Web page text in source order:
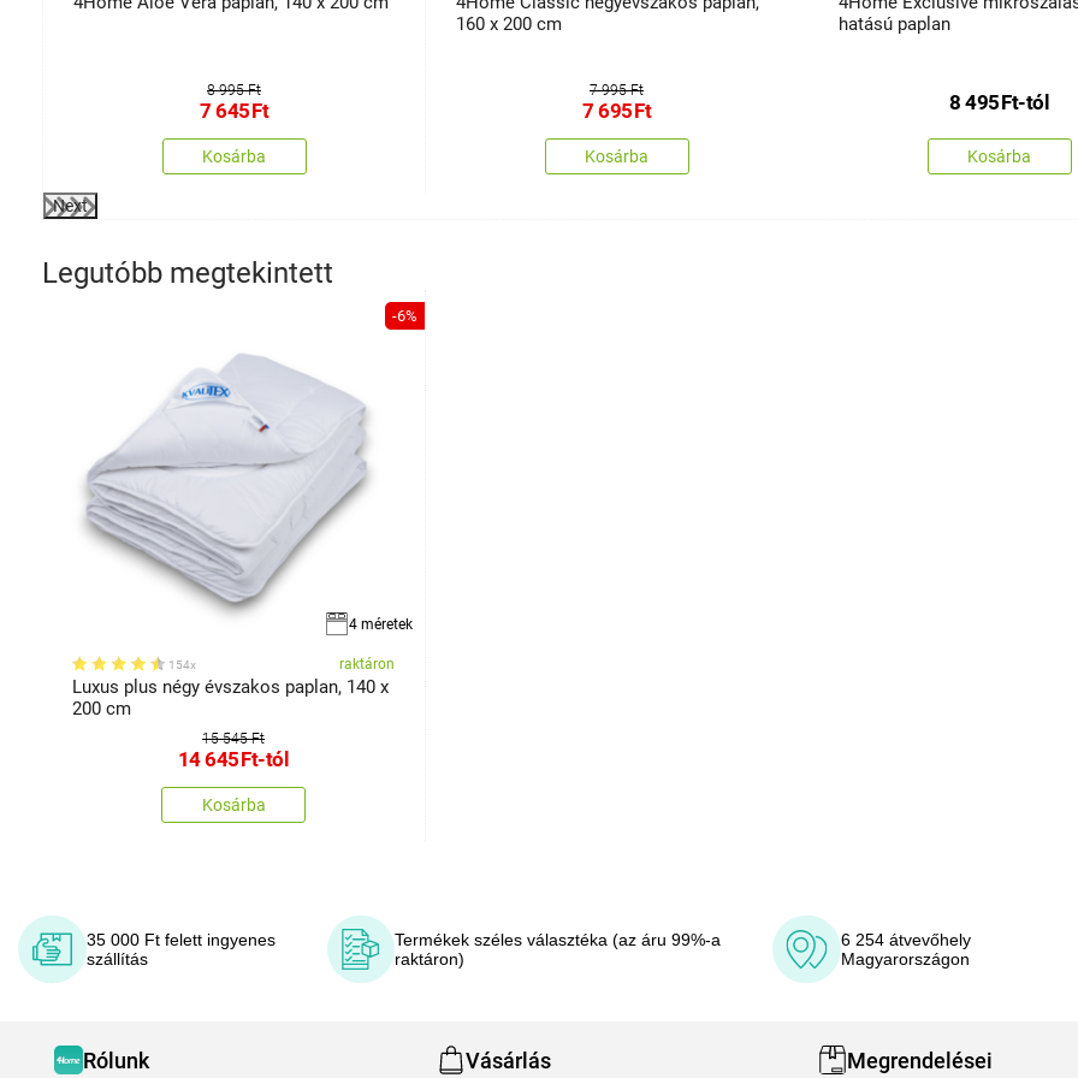
8 995 Ft
7 645Ft
Kosárba
160 x 200 cm
7 995 Ft
7 695Ft
Kosárba
hatású paplan
8 495Ft-tól
Kosárba
Next
Legutóbb megtekintett
-6%
4 méretek
154x raktáron
Luxus plus négy évszakos paplan, 140 x
200 cm
15 545 Ft
14 645Ft-tól
Kosárba
35 000 Ft felett ingyenes
szállítás
Termékek széles választéka (az áru 99%-a
raktáron)
6 254 átvevőhely
Magyarországon
Rólunk Vásárlás Megrendelései